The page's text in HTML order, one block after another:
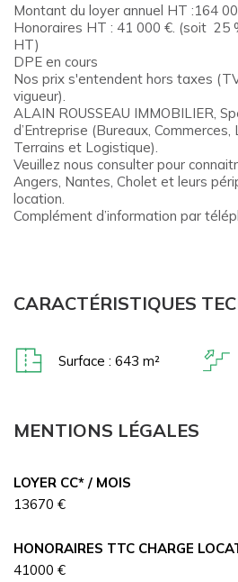
Montant du loyer annuel HT :164
Honoraires HT : 41 000 €. (soit 25
HT)
DPE en cours
Nos prix s'entendent hors taxes
vigueur).
ALAIN ROUSSEAU IMMOBILIER,
d’Entreprise (Bureaux, Commerces,
Terrains et Logistique).
Veuillez nous consulter pour
Angers, Nantes, Cholet et leurs
location.
Complément d’information par
CARACTÉRISTIQUES
Surface : 643 m²
MENTIONS LÉGALES
LOYER CC* / MOIS
13670 €
HONORAIRES TTC CHARGE
41000 €